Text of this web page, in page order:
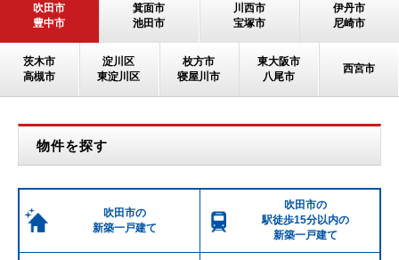
吹田市
豊中市
箕面市
池田市
川西市
宝塚市
伊丹市
尼崎市
茨木市
高槻市
淀川区
東淀川区
枚方市
寝屋川市
東大阪市
八尾市
西宮市
物件を探す
吹田市の
新築一戸建て
吹田市の
駅徒歩15分以内の
新築一戸建て